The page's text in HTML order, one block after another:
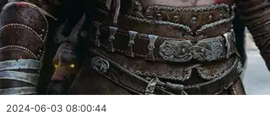
2024-06-03 08:00:44